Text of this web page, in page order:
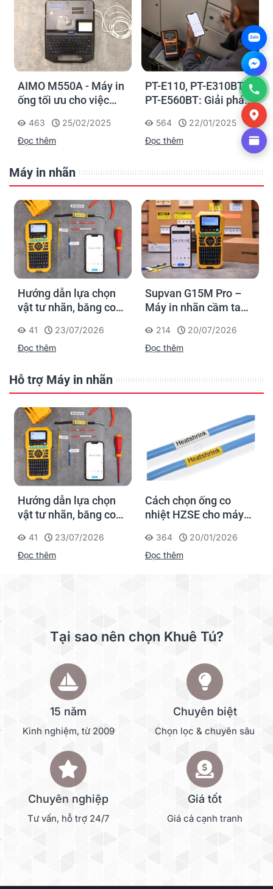
AIMO M550A - Máy in
ống tối ưu cho việc
nhận diện cáp điện,
cáp mạng
463
25/02/2025
Đọc thêm
PT-E110, PT-E310BT,
PT-E560BT: Giải pháp
in nhãn cầm tay công
nghiệp của Brother
564
22/01/2025
Đọc thêm
Máy in nhãn
Hướng dẫn lựa chọn
vật tư nhãn, băng co
Supvan G15M Pro
41
23/07/2026
Đọc thêm
Supvan G15M Pro –
Máy in nhãn cầm tay
dấu một lần, tra cứu
trọn đời công trình
214
20/07/2026
Đọc thêm
Hỗ trợ Máy in nhãn
Hướng dẫn lựa chọn
vật tư nhãn, băng co
Supvan G15M Pro
41
23/07/2026
Đọc thêm
Cách chọn ống co
nhiệt HZSE cho máy in
364
20/01/2026
Đọc thêm
Tại sao nên chọn Khuê Tú?
15 năm
Kinh nghiệm, từ 2009
Chuyên biệt
Chọn lọc & chuyên sâu
Chuyên nghiệp
Tư vấn, hỗ trợ 24/7
Giá tốt
Giá cả cạnh tranh
Zalo